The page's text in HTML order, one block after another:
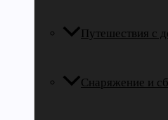
Путешествия с
Снаряжение и